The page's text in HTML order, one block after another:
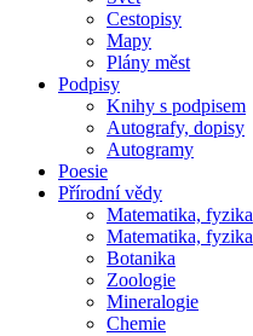
Cestopisy
Mapy
Plány měst
Podpisy
Knihy s podpisem
Autografy, dopisy
Autogramy
Poesie
Přírodní vědy
Matematika, fyzika
Matematika, fyzika
Botanika
Zoologie
Mineralogie
Chemie